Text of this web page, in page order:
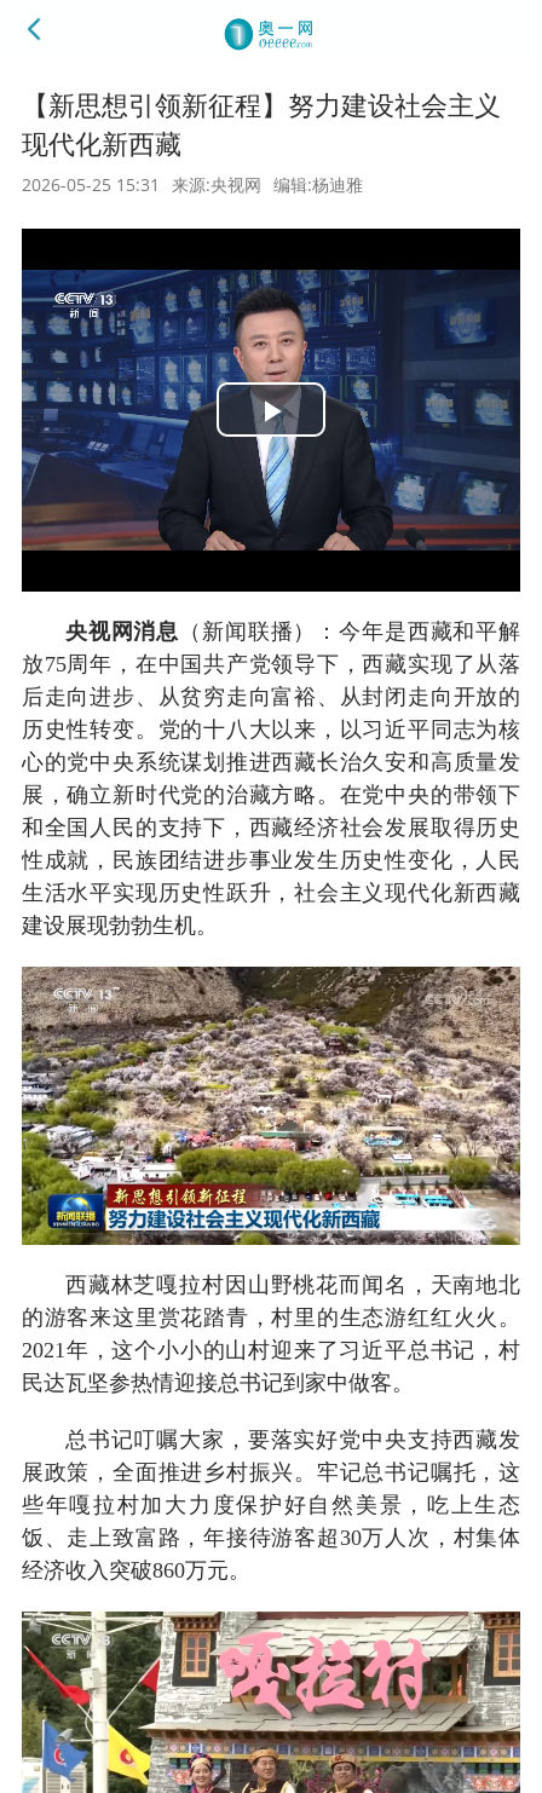
【新思想引领新征程】努力建设社会主义
现代化新西藏
2026-05-25 15:31 来源:央视网 编辑:杨迪雅
Play
Video
央视网消息
（新闻联播）：今年是西藏和平解
放75周年，在中国共产党领导下，西藏实现了从落
后走向进步、从贫穷走向富裕、从封闭走向开放的
历史性转变。党的十八大以来，以习近平同志为核
心的党中央系统谋划推进西藏长治久安和高质量发
展，确立新时代党的治藏方略。在党中央的带领下
和全国人民的支持下，西藏经济社会发展取得历史
性成就，民族团结进步事业发生历史性变化，人民
生活水平实现历史性跃升，社会主义现代化新西藏
建设展现勃勃生机。
西藏林芝嘎拉村因山野桃花而闻名，天南地北
的游客来这里赏花踏青，村里的生态游红红火火。
2021年，这个小小的山村迎来了习近平总书记，村
民达瓦坚参热情迎接总书记到家中做客。
总书记叮嘱大家，要落实好党中央支持西藏发
展政策，全面推进乡村振兴。牢记总书记嘱托，这
些年嘎拉村加大力度保护好自然美景，吃上生态
饭、走上致富路，年接待游客超30万人次，村集体
经济收入突破860万元。